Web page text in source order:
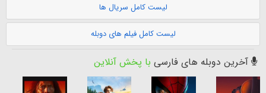
لیست کامل سریال ها
لیست کامل فیلم های دوبله
آخرین دوبله های فارسی با پخش آنلاین